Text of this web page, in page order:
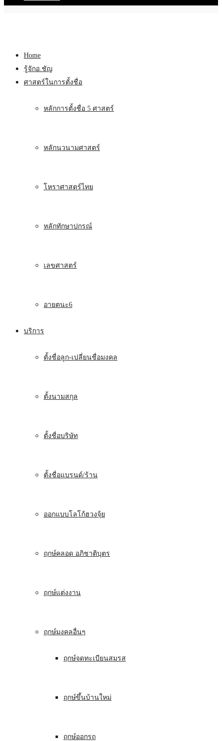
Home
รู้จักอ.ชัญ
ศาสตร์ในการตั้งชื่อ
หลักการตั้งชื่อ 5 ศาสตร์
หลักนวนามศาสตร์
โหราศาสตร์ไทย
หลักทักษาปกรณ์
เลขศาสตร์
อายตนะ6
บริการ
ตั้งชื่อลูก-เปลี่ยนชื่อมงคล
ตั้งนามสกุล
ตั้งชื่อบริษัท
ตั้งชื่อแบรนด์/ร้าน
ออกแบบโลโก้ฮวงจุ้ย
ฤกษ์คลอด อภิชาติบุตร
ฤกษ์แต่งงาน
ฤกษ์มงคลอื่นๆ
ฤกษ์จดทะเบียนสมรส
ฤกษ์ขึ้นบ้านใหม่
ฤกษ์ออกรถ